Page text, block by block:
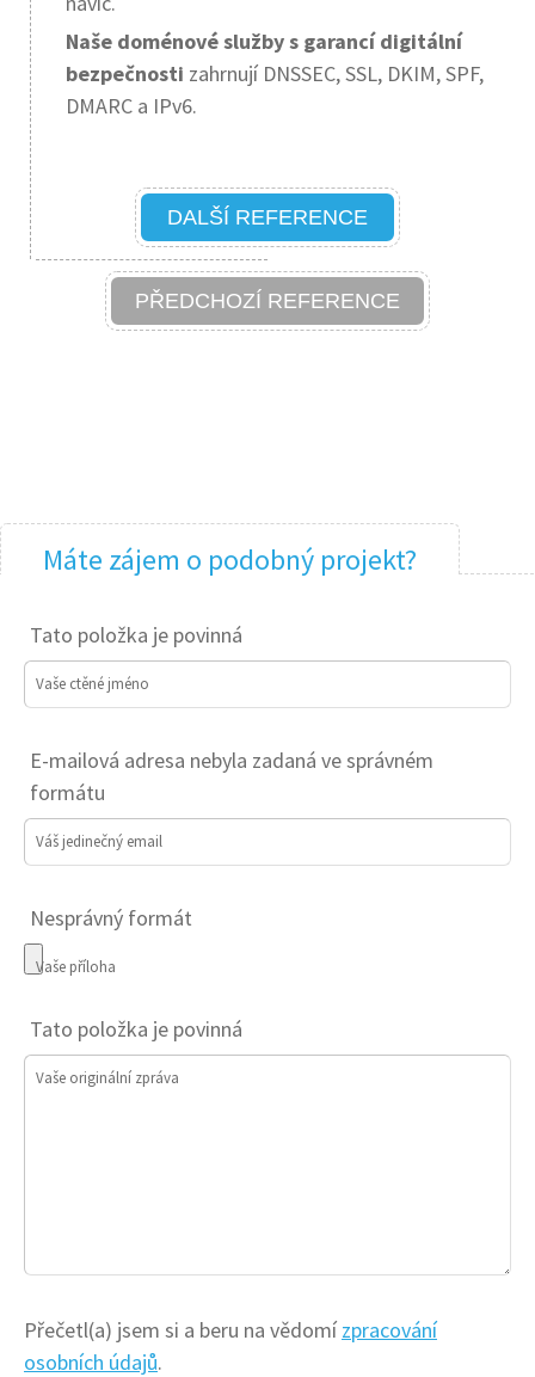
Naše doménové služby s garancí digitální
bezpečnosti zahrnují DNSSEC, SSL, DKIM, SPF,
DMARC a IPv6.
PŘEDCHOZÍ REFERENCE
DALŠÍ REFERENCE
Máte zájem o podobný projekt?
Tato položka je povinná
Vaše ctěné jméno
E-mailová adresa nebyla zadaná ve správném
formátu
Váš jedinečný email
Nesprávný formát
Vaše příloha
Tato položka je povinná
Vaše originální zpráva
Přečetl(a) jsem si a beru na vědomí zpracování
osobních údajů.